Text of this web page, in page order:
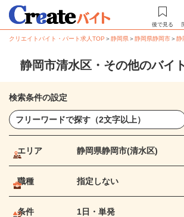
後で見る
クリエイトバイト・パート求人TOP ＞静岡県＞静岡県静岡市＞静
静岡市清水区・その他のバイ
検索条件の設定
エリア 静岡県静岡市(清水区)
職種 指定しない
条件 1日・単発